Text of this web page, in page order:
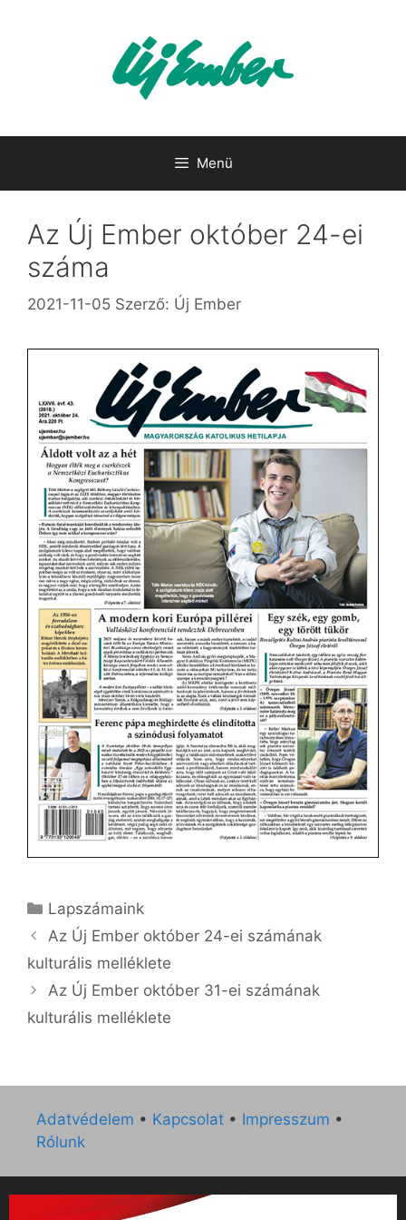
Menü
Az Új Ember október 24-ei
száma
2021-11-05 Szerző: Új Ember
Kategória
Lapszámaink
Az Új Ember október 24-ei számának
kulturális melléklete
Az Új Ember október 31-ei számának
kulturális melléklete
Adatvédelem • Kapcsolat • Impresszum •
Rólunk